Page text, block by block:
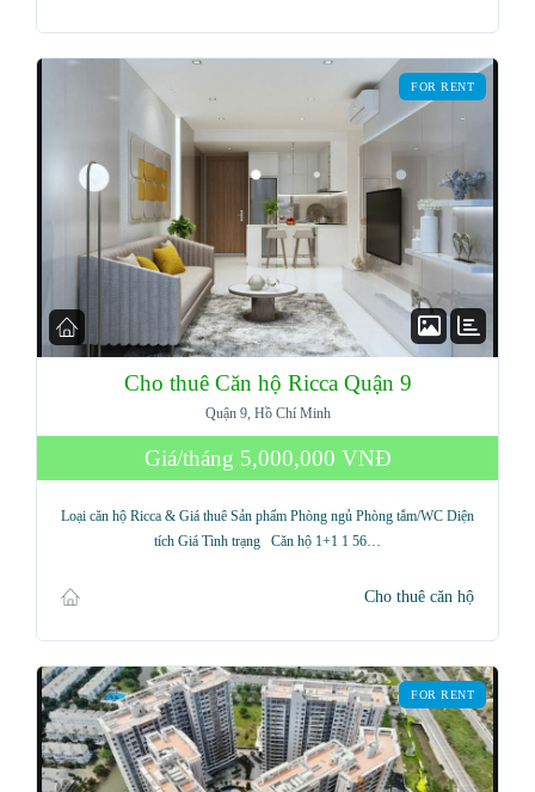
FOR RENT
Cho thuê Căn hộ Ricca Quận 9
Quận 9, Hồ Chí Minh
Giá/tháng 5,000,000 VNĐ
Loại căn hộ Ricca & Giá thuê Sản phẩm Phòng ngủ Phòng tắm/WC Diện
tích Giá Tình trạng Căn hộ 1+1 1 56…
Cho thuê căn hộ
FOR RENT
Lost your password?